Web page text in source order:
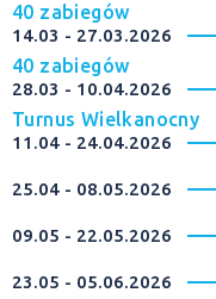
40 zabiegów
14.03 - 27.03.2026
40 zabiegów
28.03 - 10.04.2026
Turnus Wielkanocny
11.04 - 24.04.2026
25.04 - 08.05.2026
09.05 - 22.05.2026
23.05 - 05.06.2026